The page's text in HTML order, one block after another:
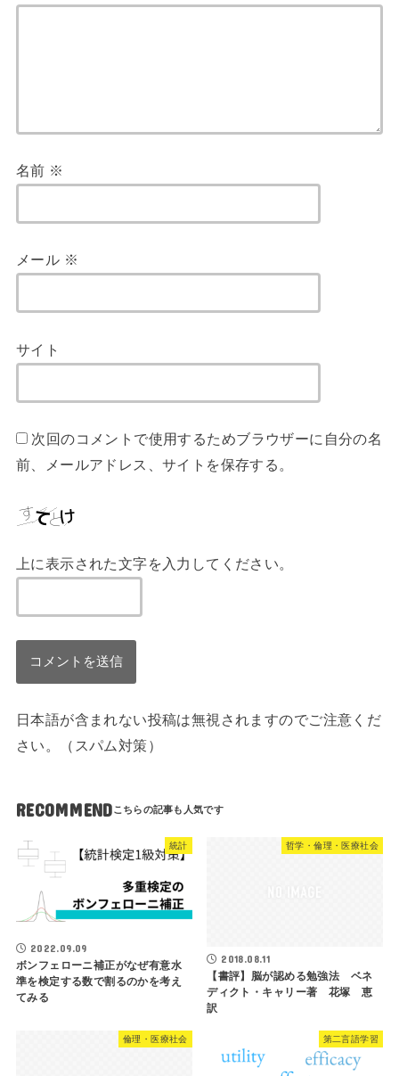
名前 ※
メール ※
サイト
次回のコメントで使用するためブラウザーに自分の名
前、メールアドレス、サイトを保存する。
上に表示された文字を入力してください。
日本語が含まれない投稿は無視されますのでご注意くだ
さい。（スパム対策）
RECOMMEND
統計
2022.09.09
ボンフェローニ補正がなぜ有意水
準を検定する数で割るのかを考え
てみる
哲学・倫理・医療社会
2018.08.11
【書評】脳が認める勉強法 ベネ
ディクト・キャリー著 花塚 恵
訳
倫理・医療社会 第二言語学習